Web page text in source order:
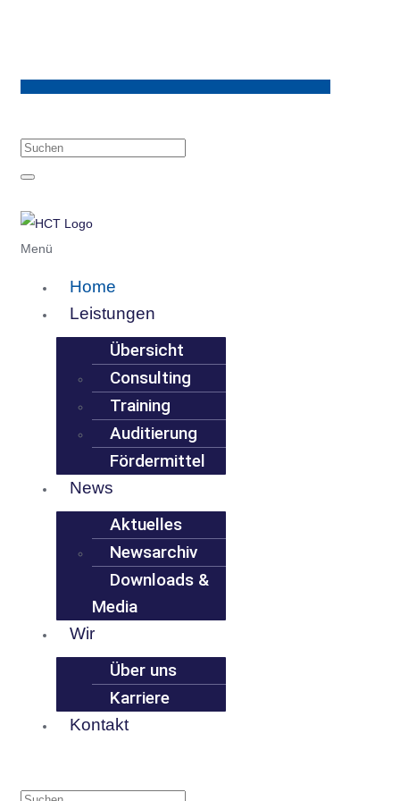
Menü
Home
Leistungen
Übersicht
Consulting
Training
Auditierung
Fördermittel
News
Aktuelles
Newsarchiv
Downloads &
Media
Wir
Über uns
Karriere
Kontakt